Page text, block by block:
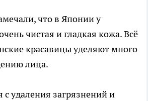
что в Японии у
чистая и гладкая кожа. Всё
красавицы уделяют много
лица.
с удаления загрязнений и